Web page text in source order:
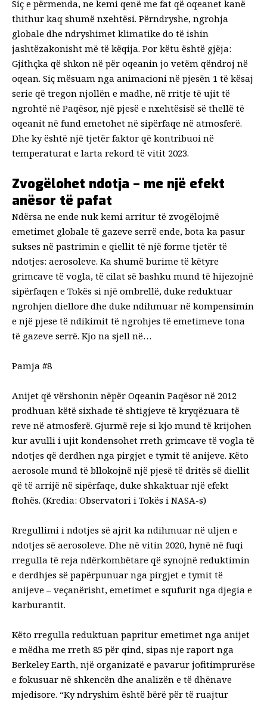
Siç e përmenda, ne kemi qenë me fat që oqeanet kanë
thithur kaq shumë nxehtësi. Përndryshe, ngrohja
globale dhe ndryshimet klimatike do të ishin
jashtëzakonisht më të këqija. Por këtu është gjëja:
Gjithçka që shkon në për oqeanin jo vetëm qëndroj në
oqean. Siç mësuam nga animacioni në pjesën 1 të kësaj
serie që tregon njollën e madhe, në rritje të ujit të
ngrohtë në Paqësor, një pjesë e nxehtësisë së thellë të
oqeanit në fund emetohet në sipërfaqe në atmosferë.
Dhe ky është një tjetër faktor që kontribuoi në
temperaturat e larta rekord të vitit 2023.
Zvogëlohet ndotja – me një efekt
anësor të pafat
Ndërsa ne ende nuk kemi arritur të zvogëlojmë
emetimet globale të gazeve serrë ende, bota ka pasur
sukses në pastrimin e qiellit të një forme tjetër të
ndotjes: aerosoleve. Ka shumë burime të këtyre
grimcave të vogla, të cilat së bashku mund të hijezojnë
sipërfaqen e Tokës si një ombrellë, duke reduktuar
ngrohjen diellore dhe duke ndihmuar në kompensimin
e një pjese të ndikimit të ngrohjes të emetimeve tona
të gazeve serrë. Kjo na sjell në…
Pamja #8
Anijet që vërshonin nëpër Oqeanin Paqësor në 2012
prodhuan këtë sixhade të shtigjeve të kryqëzuara të
reve në atmosferë. Gjurmë reje si kjo mund të krijohen
kur avulli i ujit kondensohet rreth grimcave të vogla të
ndotjes që derdhen nga pirgjet e tymit të anijeve. Këto
aerosole mund të bllokojnë një pjesë të dritës së diellit
që të arrijë në sipërfaqe, duke shkaktuar një efekt
ftohës. (Kredia: Observatori i Tokës i NASA-s)
Rregullimi i ndotjes së ajrit ka ndihmuar në uljen e
ndotjes së aerosoleve. Dhe në vitin 2020, hynë në fuqi
rregulla të reja ndërkombëtare që synojnë reduktimin
e derdhjes së papërpunuar nga pirgjet e tymit të
anijeve – veçanërisht, emetimet e squfurit nga djegia e
karburantit.
Këto rregulla reduktuan papritur emetimet nga anijet
e mëdha me rreth 85 për qind, sipas nje raport nga
Berkeley Earth, një organizatë e pavarur jofitimprurëse
e fokusuar në shkencën dhe analizën e të dhënave
mjedisore. “Ky ndryshim është bërë për të ruajtur